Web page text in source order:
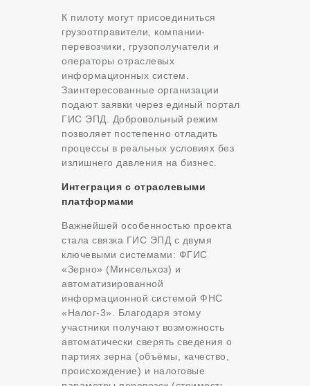
К пилоту могут присоединиться
грузоотправители, компании-
перевозчики, грузополучатели и
операторы отраслевых
информационных систем.
Заинтересованные организации
подают заявки через единый портал
ГИС ЭПД. Добровольный режим
позволяет постепенно отладить
процессы в реальных условиях без
излишнего давления на бизнес.
Интеграция с отраслевыми
платформами
Важнейшей особенностью проекта
стала связка ГИС ЭПД с двумя
ключевыми системами: ФГИС
«Зерно» (Минсельхоз) и
автоматизированной
информационной системой ФНС
«Налог-3». Благодаря этому
участники получают возможность
автоматически сверять сведения о
партиях зерна (объёмы, качество,
происхождение) и налоговые